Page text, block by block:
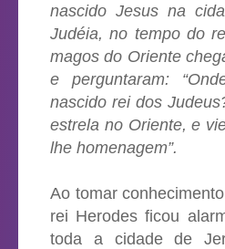
nascido Jesus na
Judéia, no tempo do
magos do Oriente
e perguntaram:
nascido rei dos
estrela no Oriente, e
lhe homenagem”.
Ao tomar
rei Herodes ficou
toda a cidade de